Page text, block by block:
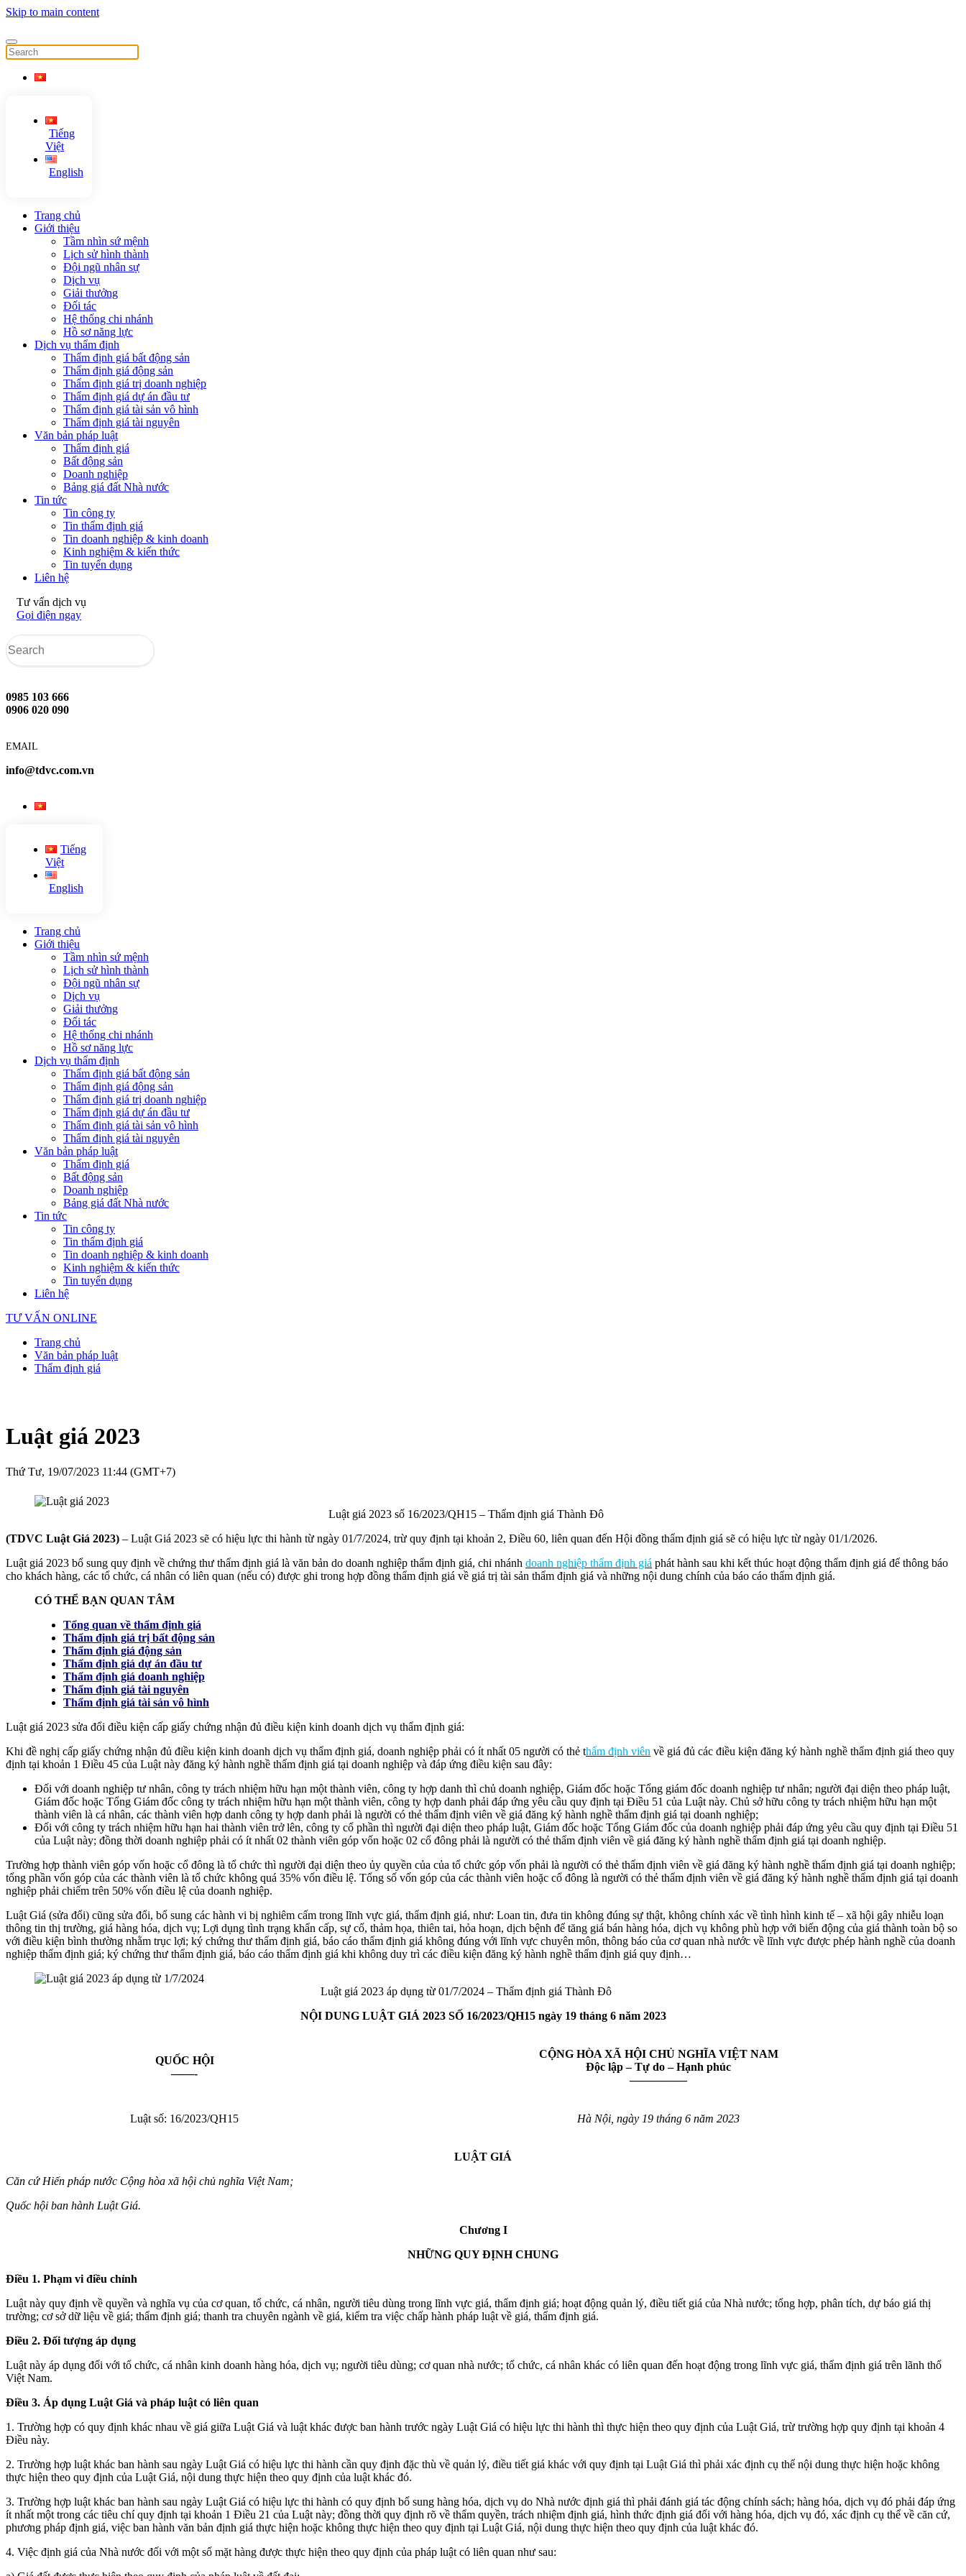
Skip to main content
Tiếng
Việt
English
Trang chủ
Giới thiệu
Tầm nhìn sứ mệnh
Lịch sử hình thành
Đội ngũ nhân sự
Dịch vụ
Giải thưởng
Đối tác
Hệ thống chi nhánh
Hồ sơ năng lực
Dịch vụ thẩm định
Thẩm định giá bất động sản
Thẩm định giá động sản
Thẩm định giá trị doanh nghiệp
Thẩm định giá dự án đầu tư
Thẩm định giá tài sản vô hình
Thẩm định giá tài nguyên
Văn bản pháp luật
Thẩm định giá
Bất động sản
Doanh nghiệp
Bảng giá đất Nhà nước
Tin tức
Tin công ty
Tin thẩm định giá
Tin doanh nghiệp & kinh doanh
Kinh nghiệm & kiến thức
Tin tuyển dụng
Liên hệ
Tư vấn dịch vụ
Gọi điện ngay
0985 103 666
0906 020 090
EMAIL
info@tdvc.com.vn
Tiếng
Việt
English
Trang chủ
Giới thiệu
Tầm nhìn sứ mệnh
Lịch sử hình thành
Đội ngũ nhân sự
Dịch vụ
Giải thưởng
Đối tác
Hệ thống chi nhánh
Hồ sơ năng lực
Dịch vụ thẩm định
Thẩm định giá bất động sản
Thẩm định giá động sản
Thẩm định giá trị doanh nghiệp
Thẩm định giá dự án đầu tư
Thẩm định giá tài sản vô hình
Thẩm định giá tài nguyên
Văn bản pháp luật
Thẩm định giá
Bất động sản
Doanh nghiệp
Bảng giá đất Nhà nước
Tin tức
Tin công ty
Tin thẩm định giá
Tin doanh nghiệp & kinh doanh
Kinh nghiệm & kiến thức
Tin tuyển dụng
Liên hệ
TƯ VẤN ONLINE
Trang chủ
Văn bản pháp luật
Thẩm định giá
Luật giá 2023
Thứ Tư, 19/07/2023 11:44 (GMT+7)
Luật giá 2023 số 16/2023/QH15 – Thẩm định giá Thành Đô
(TDVC Luật Giá 2023) – Luật Giá 2023 sẽ có hiệu lực thi hành từ ngày 01/7/2024, trừ quy định tại khoản 2, Điều 60, liên quan đến Hội đồng thẩm định giá sẽ có hiệu lực từ ngày 01/1/2026.
Luật giá 2023 bổ sung quy định về chứng thư thẩm định giá là văn bản do doanh nghiệp thẩm định giá, chi nhánh doanh nghiệp thẩm định giá phát hành sau khi kết thúc hoạt động thẩm định giá để thông báo
cho khách hàng, các tổ chức, cá nhân có liên quan (nếu có) được ghi trong hợp đồng thẩm định giá về giá trị tài sản thẩm định giá và những nội dung chính của báo cáo thẩm định giá.
CÓ THỂ BẠN QUAN TÂM
Tổng quan về thẩm định giá
Thẩm định giá trị bất động sản
Thẩm định giá động sản
Thẩm định giá dự án đầu tư
Thẩm định giá doanh nghiệp
Thẩm định giá tài nguyên
Thẩm định giá tài sản vô hình
Luật giá 2023 sửa đổi điều kiện cấp giấy chứng nhận đủ điều kiện kinh doanh dịch vụ thẩm định giá:
Khi đề nghị cấp giấy chứng nhận đủ điều kiện kinh doanh dịch vụ thẩm định giá, doanh nghiệp phải có ít nhất 05 người có thẻ thẩm định viên về giá đủ các điều kiện đăng ký hành nghề thẩm định giá theo quy
định tại khoản 1 Điều 45 của Luật này đăng ký hành nghề thẩm định giá tại doanh nghiệp và đáp ứng điều kiện sau đây:
Đối với doanh nghiệp tư nhân, công ty trách nhiệm hữu hạn một thành viên, công ty hợp danh thì chủ doanh nghiệp, Giám đốc hoặc Tổng giám đốc doanh nghiệp tư nhân; người đại diện theo pháp luật,
Giám đốc hoặc Tổng Giám đốc công ty trách nhiệm hữu hạn một thành viên, công ty hợp danh phải đáp ứng yêu cầu quy định tại Điều 51 của Luật này. Chủ sở hữu công ty trách nhiệm hữu hạn một
thành viên là cá nhân, các thành viên hợp danh công ty hợp danh phải là người có thẻ thẩm định viên về giá đăng ký hành nghề thẩm định giá tại doanh nghiệp;
Đối với công ty trách nhiệm hữu hạn hai thành viên trở lên, công ty cổ phần thì người đại diện theo pháp luật, Giám đốc hoặc Tổng Giám đốc của doanh nghiệp phải đáp ứng yêu cầu quy định tại Điều 51
của Luật này; đồng thời doanh nghiệp phải có ít nhất 02 thành viên góp vốn hoặc 02 cổ đông phải là người có thẻ thẩm định viên về giá đăng ký hành nghề thẩm định giá tại doanh nghiệp.
Trường hợp thành viên góp vốn hoặc cổ đông là tổ chức thì người đại diện theo ủy quyền của của tổ chức góp vốn phải là người có thẻ thẩm định viên về giá đăng ký hành nghề thẩm định giá tại doanh nghiệp;
tổng phần vốn góp của các thành viên là tổ chức không quá 35% vốn điều lệ. Tổng số vốn góp của các thành viên hoặc cổ đông là người có thẻ thẩm định viên về giá đăng ký hành nghề thẩm định giá tại doanh
nghiệp phải chiếm trên 50% vốn điều lệ của doanh nghiệp.
Luật Giá (sửa đổi) cũng sửa đổi, bổ sung các hành vi bị nghiêm cấm trong lĩnh vực giá, thẩm định giá, như: Loan tin, đưa tin không đúng sự thật, không chính xác về tình hình kinh tế – xã hội gây nhiễu loạn
thông tin thị trường, giá hàng hóa, dịch vụ; Lợi dụng tình trạng khẩn cấp, sự cố, thảm họa, thiên tai, hỏa hoạn, dịch bệnh để tăng giá bán hàng hóa, dịch vụ không phù hợp với biến động của giá thành toàn bộ so
với điều kiện bình thường nhằm trục lợi; ký chứng thư thẩm định giá, báo cáo thẩm định giá không đúng với lĩnh vực chuyên môn, thông báo của cơ quan nhà nước về lĩnh vực được phép hành nghề của doanh
nghiệp thẩm định giá; ký chứng thư thẩm định giá, báo cáo thẩm định giá khi không duy trì các điều kiện đăng ký hành nghề thẩm định giá quy định…
Luật giá 2023 áp dụng từ 01/7/2024 – Thẩm định giá Thành Đô
NỘI DUNG LUẬT GIÁ 2023 SỐ 16/2023/QH15 ngày 19 tháng 6 năm 2023
QUỐC HỘI
——-
CỘNG HÒA XÃ HỘI CHỦ NGHĨA VIỆT NAM
Độc lập – Tự do – Hạnh phúc
—————
Luật số: 16/2023/QH15 Hà Nội, ngày 19 tháng 6 năm 2023
LUẬT GIÁ
Căn cứ Hiến pháp nước Cộng hòa xã hội chủ nghĩa Việt Nam;
Quốc hội ban hành Luật Giá.
Chương I
NHỮNG QUY ĐỊNH CHUNG
Điều 1. Phạm vi điều chỉnh
Luật này quy định về quyền và nghĩa vụ của cơ quan, tổ chức, cá nhân, người tiêu dùng trong lĩnh vực giá, thẩm định giá; hoạt động quản lý, điều tiết giá của Nhà nước; tổng hợp, phân tích, dự báo giá thị
trường; cơ sở dữ liệu về giá; thẩm định giá; thanh tra chuyên ngành về giá, kiểm tra việc chấp hành pháp luật về giá, thẩm định giá.
Điều 2. Đối tượng áp dụng
Luật này áp dụng đối với tổ chức, cá nhân kinh doanh hàng hóa, dịch vụ; người tiêu dùng; cơ quan nhà nước; tổ chức, cá nhân khác có liên quan đến hoạt động trong lĩnh vực giá, thẩm định giá trên lãnh thổ
Việt Nam.
Điều 3. Áp dụng Luật Giá và pháp luật có liên quan
1. Trường hợp có quy định khác nhau về giá giữa Luật Giá và luật khác được ban hành trước ngày Luật Giá có hiệu lực thi hành thì thực hiện theo quy định của Luật Giá, trừ trường hợp quy định tại khoản 4
Điều này.
2. Trường hợp luật khác ban hành sau ngày Luật Giá có hiệu lực thi hành cần quy định đặc thù về quản lý, điều tiết giá khác với quy định tại Luật Giá thì phải xác định cụ thể nội dung thực hiện hoặc không
thực hiện theo quy định của Luật Giá, nội dung thực hiện theo quy định của luật khác đó.
3. Trường hợp luật khác ban hành sau ngày Luật Giá có hiệu lực thi hành có quy định bổ sung hàng hóa, dịch vụ do Nhà nước định giá thì phải đánh giá tác động chính sách; hàng hóa, dịch vụ đó phải đáp ứng
ít nhất một trong các tiêu chí quy định tại khoản 1 Điều 21 của Luật này; đồng thời quy định rõ về thẩm quyền, trách nhiệm định giá, hình thức định giá đối với hàng hóa, dịch vụ đó, xác định cụ thể về căn cứ,
phương pháp định giá, việc ban hành văn bản định giá thực hiện hoặc không thực hiện theo quy định tại Luật Giá, nội dung thực hiện theo quy định của luật khác đó.
4. Việc định giá của Nhà nước đối với một số mặt hàng được thực hiện theo quy định của pháp luật có liên quan như sau: